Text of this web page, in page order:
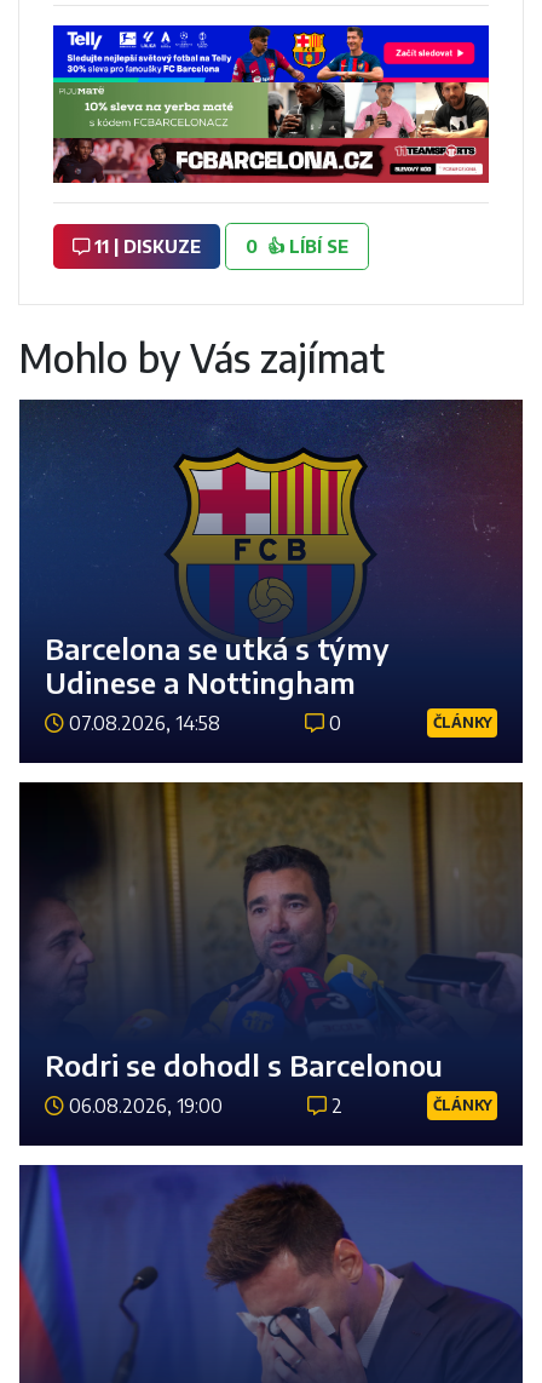
11 | DISKUZE 0 👍 LÍBÍ SE
Mohlo by Vás zajímat
Barcelona se utká s týmy
Udinese a Nottingham
07.08.2026, 14:58 0 ČLÁNKY
Rodri se dohodl s Barcelonou
06.08.2026, 19:00 2 ČLÁNKY